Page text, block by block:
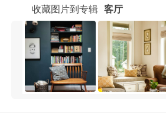
收藏图片到专辑 客厅